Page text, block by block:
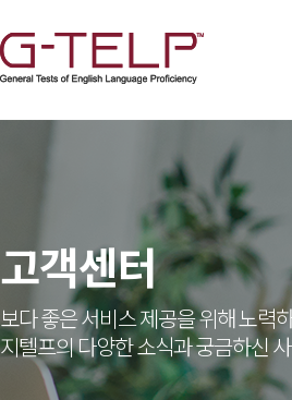
고객센터
보다 좋은 서비스 제공을 위해 노력
지텔프의 다양한 소식과 궁금하신